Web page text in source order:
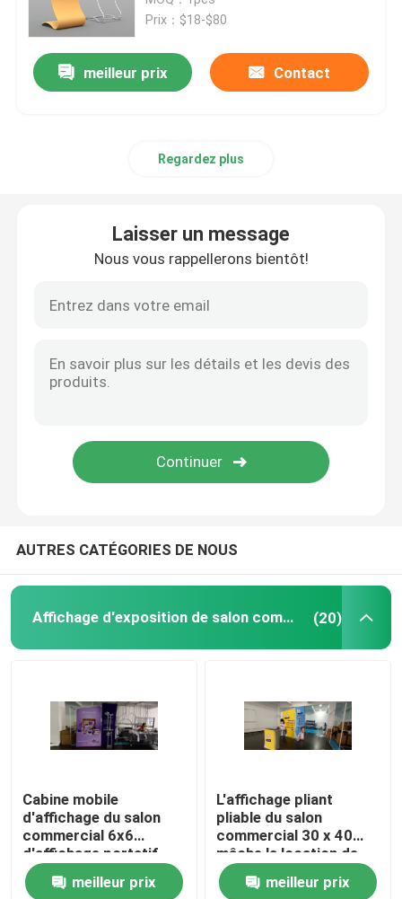
Trade Show Hanging Banner
Personnalisé épousant des contextes
Réceptions portatives
Murs de cabine de salon commercial
Jet de Tableau de salon commercial
Contexte rétro-éclairé
Prix：$18-$80
meilleur prix Contact
Regardez plus
Laisser un message
Nous vous rappellerons bientôt!
AUTRES CATÉGORIES DE NOUS
Affichage d'exposition de salon commercial (20)
Cabine mobile
d'affichage du salon
commercial 6x6
d'affichage portatif
d'exposition pour
l'événementmeilleur prix
L'affichage pliant
pliable du salon
commercial 30 x 40
mâche la location de
cabine du salon
commercial 20x20
meilleur prix